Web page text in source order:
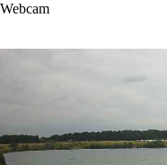
Webcam